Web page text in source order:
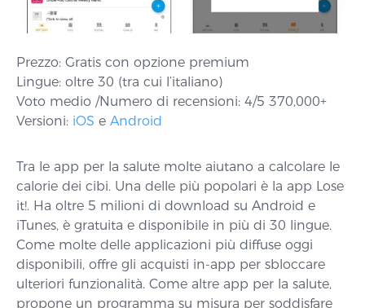
Prezzo: Gratis con opzione premium
Lingue: oltre 30 (tra cui l’italiano)
Voto medio /Numero di recensioni: 4/5 370,000+
Versioni: iOS e Android
Tra le app per la salute molte aiutano a calcolare le
calorie dei cibi. Una delle più popolari è la app Lose
it!. Ha oltre 5 milioni di download su Android e
iTunes, è gratuita e disponibile in più di 30 lingue.
Come molte delle applicazioni più diffuse oggi
disponibili, offre gli acquisti in-app per sbloccare
ulteriori funzionalità. Come altre app per la salute,
propone un programma su misura per soddisfare